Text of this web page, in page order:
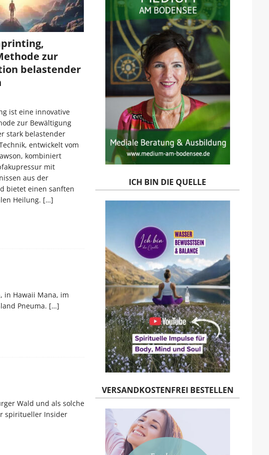
zur
belastender
ist eine innovative
zur Bewältigung
stark belastender
entwickelt vom
kombiniert
mit
aus der
bietet einen sanften
Heilung. […]
in Hawaii Mana, im
Pneuma. […]
Wald und als solche
spiritueller Insider
ICH BIN DIE QUELLE
VERSANDKOSTENFREI BESTELLEN